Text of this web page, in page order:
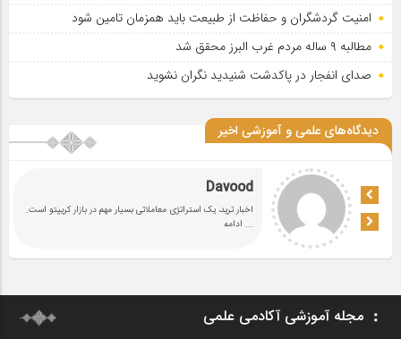
امنیت گردشگران و حفاظت از طبیعت باید همزمان تامین شود
مطالبه ۹ ساله مردم غرب البرز محقق شد
صدای انفجار در پاکدشت شنیدید نگران نشوید
دیدگاه‌های علمی و آموزشی اخیر
Davood
اخبار ترید، یک استراتژی معاملاتی بسیار مهم در بازار کریپتو است.
... ادامه
مجله آموزشی آکادمی علمی